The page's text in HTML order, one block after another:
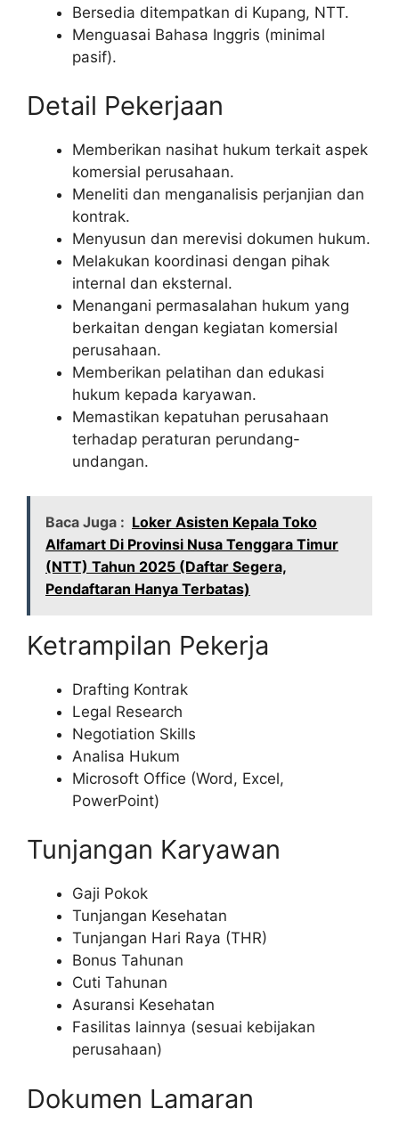
Bersedia ditempatkan di Kupang, NTT.
Menguasai Bahasa Inggris (minimal
pasif).
Detail Pekerjaan
Memberikan nasihat hukum terkait aspek
komersial perusahaan.
Meneliti dan menganalisis perjanjian dan
kontrak.
Menyusun dan merevisi dokumen hukum.
Melakukan koordinasi dengan pihak
internal dan eksternal.
Menangani permasalahan hukum yang
berkaitan dengan kegiatan komersial
perusahaan.
Memberikan pelatihan dan edukasi
hukum kepada karyawan.
Memastikan kepatuhan perusahaan
terhadap peraturan perundang-
undangan.
Baca Juga : Loker Asisten Kepala Toko
Alfamart Di Provinsi Nusa Tenggara Timur
(NTT) Tahun 2025 (Daftar Segera,
Pendaftaran Hanya Terbatas)
Ketrampilan Pekerja
Drafting Kontrak
Legal Research
Negotiation Skills
Analisa Hukum
Microsoft Office (Word, Excel,
PowerPoint)
Tunjangan Karyawan
Gaji Pokok
Tunjangan Kesehatan
Tunjangan Hari Raya (THR)
Bonus Tahunan
Cuti Tahunan
Asuransi Kesehatan
Fasilitas lainnya (sesuai kebijakan
perusahaan)
Dokumen Lamaran